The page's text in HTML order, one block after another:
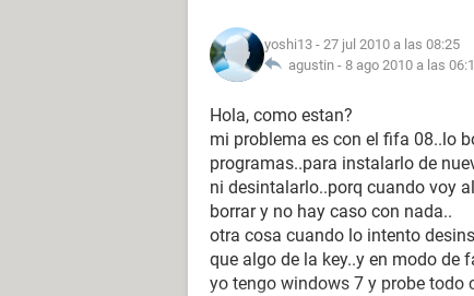
yoshi13 - 27 jul 2010 a las 08:25
agustin - 8 ago 2010 a las
Hola, como estan?
mi problema es con el fifa 08..lo
programas..para instalarlo de
ni desintalarlo..porq cuando voy
borrar y no hay caso con nada..
otra cosa cuando lo intento
que algo de la key..y en modo de
yo tengo windows 7 y probe todo